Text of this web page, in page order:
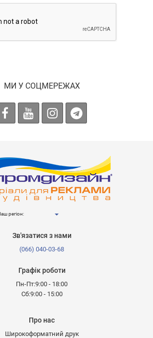
МИ У СОЦМЕРЕЖАХ
регіон:
Зв'язатися з нами
(066) 040-03-68
Графік роботи
Пн-Пт:9:00 - 18:00
Сб:9:00 - 15:00
Про нас
Широкоформатний друк